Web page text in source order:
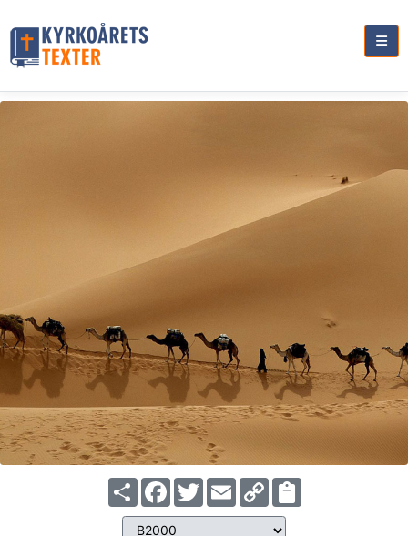
ShareFacebook
TwitterEmailCopy
Link